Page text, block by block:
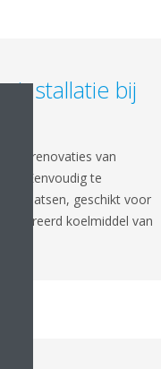
installatie bij
renovaties van
Eenvoudig te
geschikt voor
koelmiddel van